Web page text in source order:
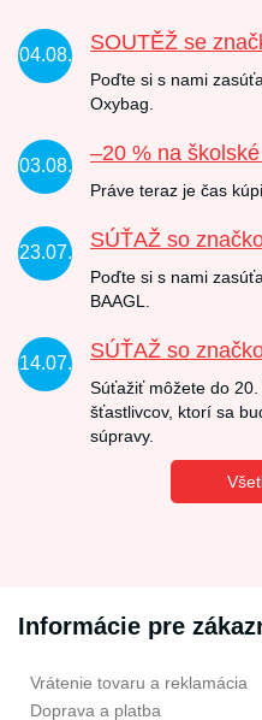
04.08.
SOUTĚŽ se
Poďte si s nami
Oxybag.
03.08.
–20 % na
Práve teraz je čas
23.07.
SÚŤAŽ so
Poďte si s nami
BAAGL.
14.07.
SÚŤAŽ so
Súťažiť môžete do
šťastlivcov, ktorí sa
súpravy.
Informácie pre
Vrátenie tovaru a reklamácia
Doprava a platba